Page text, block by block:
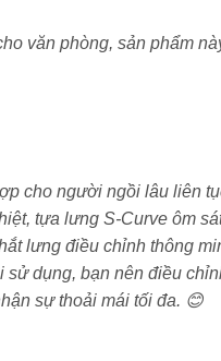
lưng cong S-
– nông, giúp ôm sát
(Lumbar Support) có thể
dùng duy trì tư thế
đau lưng khi ngồi lâu.
văn phòng, sản phẩm
cho người ngồi lâu liên
tựa lưng S-Curve ôm
lưng điều chỉnh thông
sử dụng, bạn nên điều
sự thoải mái tối đa. 😊